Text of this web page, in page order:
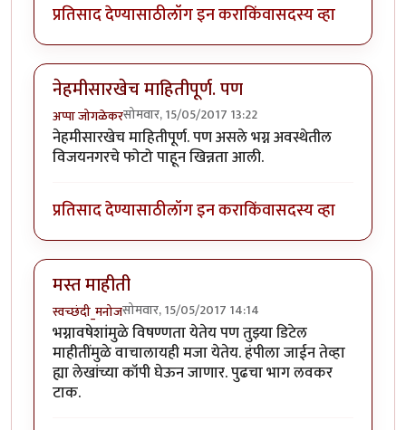
प्रतिसाद देण्यासाठीलॉग इन कराकिंवासदस्य व्हा
नेहमीसारखेच माहितीपूर्ण. पण
अप्पा जोगळेकरसोमवार, 15/05/2017 13:22
नेहमीसारखेच माहितीपूर्ण. पण असले भग्न अवस्थेतील
विजयनगरचे फोटो पाहून खिन्नता आली.
प्रतिसाद देण्यासाठीलॉग इन कराकिंवासदस्य व्हा
मस्त माहीती
स्वच्छंदी_मनोजसोमवार, 15/05/2017 14:14
भग्नावषेशांमुळे विषण्णता येतेय पण तुझ्या डिटेल
माहीतींमुळे वाचालायही मजा येतेय. हंपीला जाईन तेव्हा
ह्या लेखांच्या कॉपी घेऊन जाणार. पुढचा भाग लवकर
टाक.